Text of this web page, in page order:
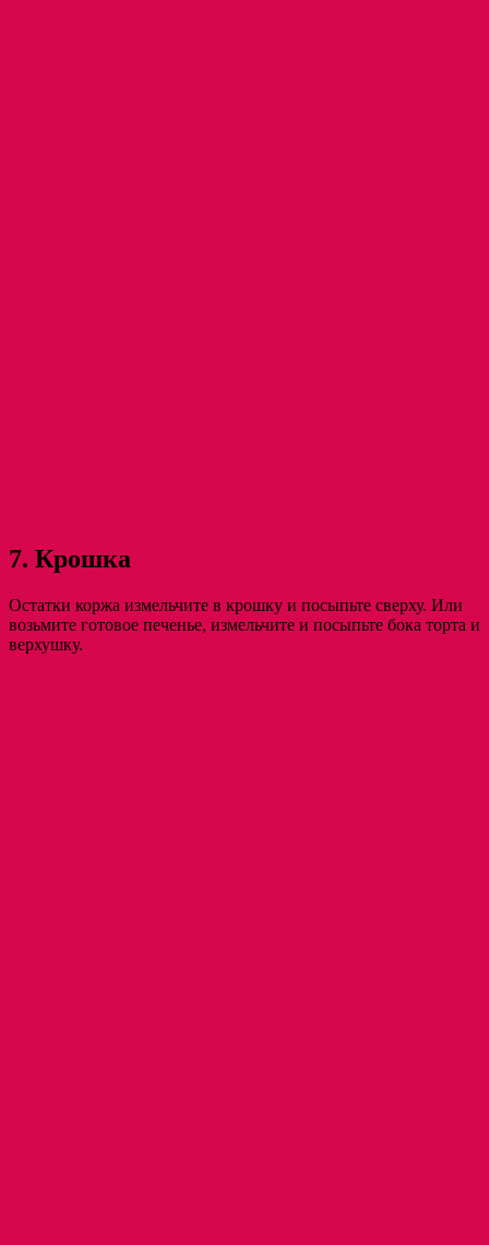
7. Крошка
Остатки коржа измельчите в крошку и посыпьте сверху. Или
возьмите готовое печенье, измельчите и посыпьте бока торта и
верхушку.